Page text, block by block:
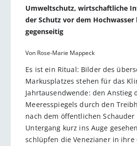
Umweltschutz, wirtschaftliche
der Schutz vor dem
gegenseitig
Von Rose-Marie Mappeck
Es ist ein Ritual: Bilder des
Markusplatzes stehen für das
Jahrtausendwende: den Anstieg
Meeresspiegels durch den
nach dem öffentlichen
Untergang kurz ins Auge
schlüpfen die Venezianer in ihre